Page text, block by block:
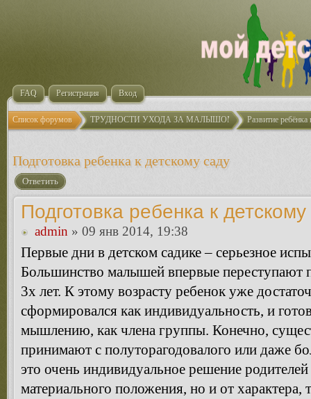
FAQ Регистрация Вход
Список форумов ТРУДНОСТИ УХОДА ЗА МАЛЫШОМ Развитие ребёнка
Подготовка ребенка к детскому саду
Ответить
Подготовка ребенка к
admin » 09 янв 2014, 19:38
Первые дни в детском садике – серьезное
Большинство малышей впервые переступают
3х лет. К этому возрасту ребенок уже
сформировался как индивидуальность, и
мышлению, как члена группы. Конечно,
принимают с полуторагодовалого или даже
это очень индивидуальное решение родителей
материального положения, но и от характера,